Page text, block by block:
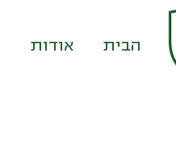
דף הבית אודות